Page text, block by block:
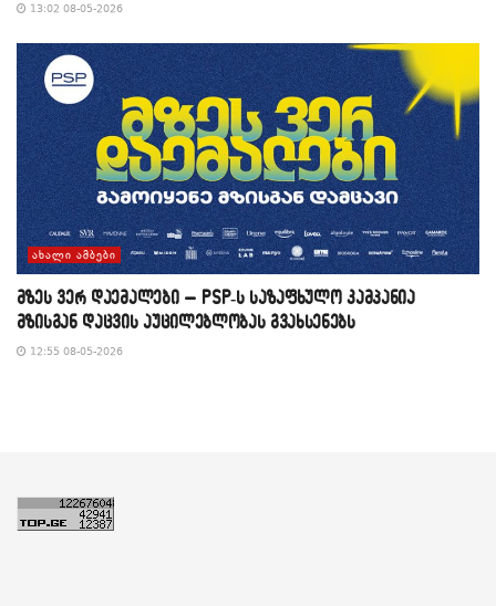
13:02 08-05-2026
ᲐᲮᲐᲚᲘ ᲐᲛᲑᲔᲑᲘ
მზეს ვერ დაემალები – PSP-ს საზაფხულო კამპანია
მზისგან დაცვის აუცილებლობას გვახსენებს
12:55 08-05-2026